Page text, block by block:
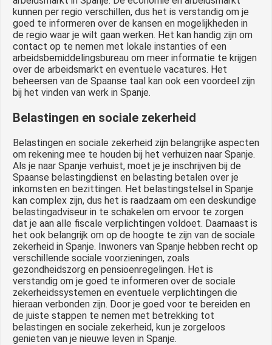
kunnen per regio verschillen, dus het is verstandig om je
goed te informeren over de kansen en mogelijkheden in
de regio waar je wilt gaan werken. Het kan handig zijn om
contact op te nemen met lokale instanties of een
arbeidsbemiddelingsbureau om meer informatie te krijgen
over de arbeidsmarkt en eventuele vacatures. Het
beheersen van de Spaanse taal kan ook een voordeel zijn
bij het vinden van werk in Spanje.
Belastingen en sociale zekerheid
Belastingen en sociale zekerheid zijn belangrijke aspecten
om rekening mee te houden bij het verhuizen naar Spanje.
Als je naar Spanje verhuist, moet je je inschrijven bij de
Spaanse belastingdienst en belasting betalen over je
inkomsten en bezittingen. Het belastingstelsel in Spanje
kan complex zijn, dus het is raadzaam om een deskundige
belastingadviseur in te schakelen om ervoor te zorgen
dat je aan alle fiscale verplichtingen voldoet. Daarnaast is
het ook belangrijk om op de hoogte te zijn van de sociale
zekerheid in Spanje. Inwoners van Spanje hebben recht op
verschillende sociale voorzieningen, zoals
gezondheidszorg en pensioenregelingen. Het is
verstandig om je goed te informeren over de sociale
zekerheidssystemen en eventuele verplichtingen die
hieraan verbonden zijn. Door je goed voor te bereiden en
de juiste stappen te nemen met betrekking tot
belastingen en sociale zekerheid, kun je zorgeloos
genieten van je nieuwe leven in Spanje.